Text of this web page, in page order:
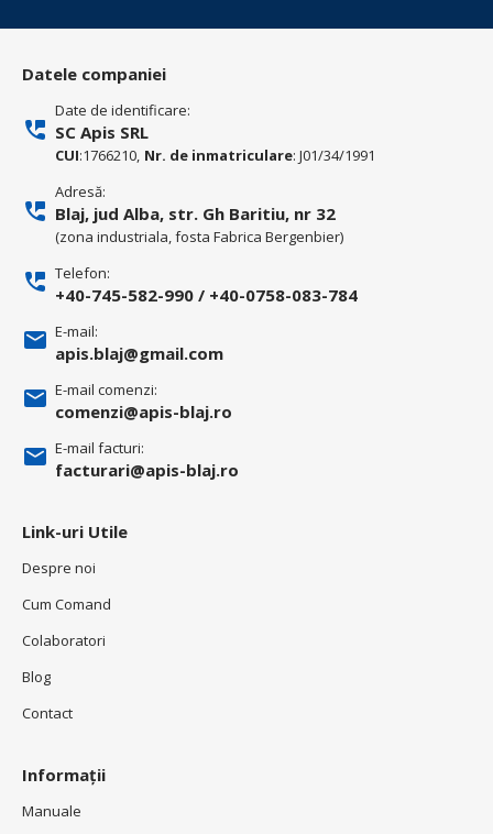
Datele companiei
Date de identificare:
SC Apis SRL
CUI:1766210, Nr. de inmatriculare: J01/34/1991
Adresă:
Blaj, jud Alba, str. Gh Baritiu, nr 32
(zona industriala, fosta Fabrica Bergenbier)
Telefon:
+40-745-582-990 / +40-0758-083-784
E-mail:
apis.blaj@gmail.com
E-mail comenzi:
comenzi@apis-blaj.ro
E-mail facturi:
facturari@apis-blaj.ro
Link-uri Utile
Despre noi
Cum Comand
Colaboratori
Blog
Contact
Informații
Manuale